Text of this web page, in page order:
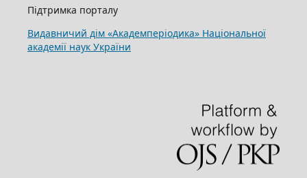
Підтримка порталу
Видавничий дім «Академперіодика» Національної
академії наук України